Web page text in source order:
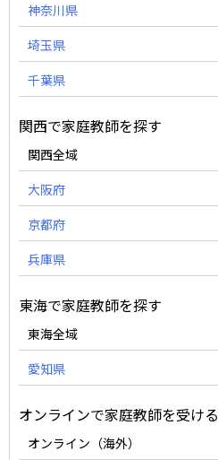
神奈川県
埼玉県
千葉県
関西で家庭教師を探す
関西全域
大阪府
京都府
兵庫県
東海で家庭教師を探す
東海全域
愛知県
オンラインで家庭教師を受ける
オンライン（海外）